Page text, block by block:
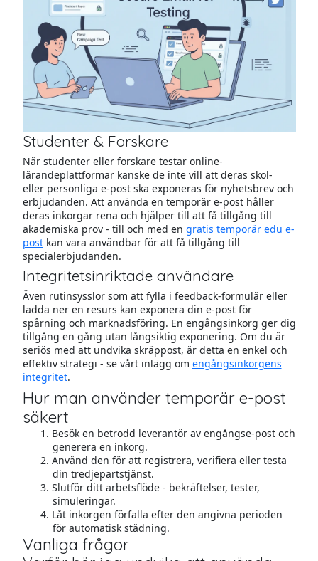
Studenter & Forskare
När studenter eller forskare testar online-
lärandeplattformar kanske de inte vill att deras skol-
eller personliga e-post ska exponeras för nyhetsbrev och
erbjudanden. Att använda en temporär e-post håller
deras inkorgar rena och hjälper till att få tillgång till
akademiska prov - till och med en gratis temporär edu e-
postkan vara användbar för att få tillgång till
specialerbjudanden.
Integritetsinriktade användare
Även rutinsysslor som att fylla i feedback-formulär eller
ladda ner en resurs kan exponera din e-post för
spårning och marknadsföring. En engångsinkorg ger dig
tillgång en gång utan långsiktig exponering. Om du är
seriös med att undvika skräppost, är detta en enkel och
effektiv strategi - se vårt inlägg om engångsinkorgens
integritet.
Hur man använder temporär e-post
säkert
Besök en betrodd leverantör av engångse-post och
generera en inkorg.
Använd den för att registrera, verifiera eller testa
din tredjepartstjänst.
Slutför ditt arbetsflöde - bekräftelser, tester,
simuleringar.
Låt inkorgen förfalla efter den angivna perioden
för automatisk städning.
Vanliga frågor